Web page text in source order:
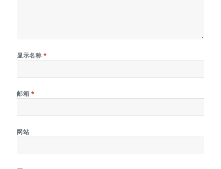
显示名称 *
邮箱 *
网站